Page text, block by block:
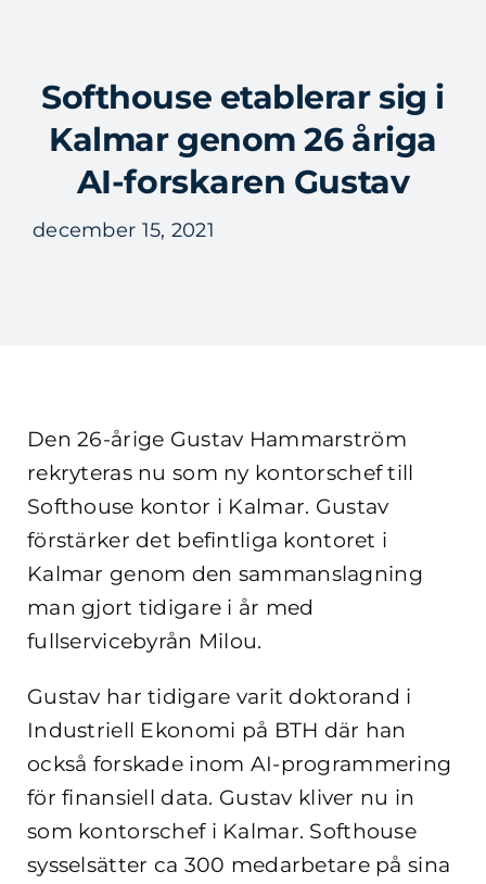
innehållet
Softhouse etablerar sig i
Kalmar genom 26 åriga
AI-forskaren Gustav
december 15, 2021
Den 26-årige Gustav Hammarström
rekryteras nu som ny kontorschef till
Softhouse kontor i Kalmar. Gustav
förstärker det befintliga kontoret i
Kalmar genom den sammanslagning
man gjort tidigare i år med
fullservicebyrån Milou.
Gustav har tidigare varit doktorand i
Industriell Ekonomi på BTH där han
också forskade inom AI-programmering
för finansiell data. Gustav kliver nu in
som kontorschef i Kalmar. Softhouse
sysselsätter ca 300 medarbetare på sina